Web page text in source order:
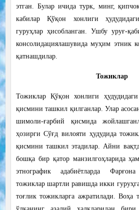
этган. Булар ичида турк, минг,
кабилар Қўқон хонлиги
гуруҳлар ҳисобланган. Ушбу уруғ-
консолидациялашувида муҳим этник
қатнашдилар.
Тожиклар
Тожиклар Қўқон хонлиги
қисмини ташкил қилганлар. Улар
шимоли-ғарбий қисмида
ҳозирги Сўғд вилояти ҳудудида
қисмини ташкил этадилар. Айни
бошқа бир қатор манзилгоҳларида
этнографик адабиётларда
тожиклар шартли равишда икки
тоғлик тожикларга ажратилади.